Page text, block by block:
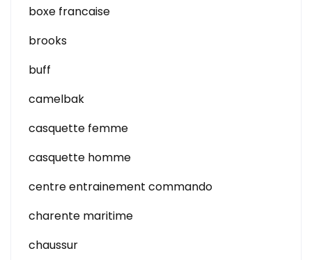
boxe francaise
brooks
buff
camelbak
casquette femme
casquette homme
centre entrainement commando
charente maritime
chaussur